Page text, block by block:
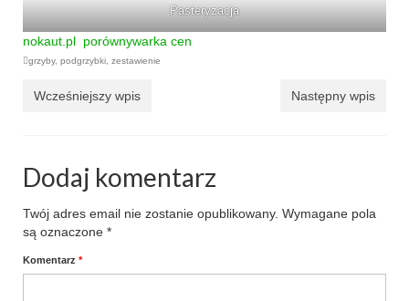
Pasteryzacja
nokaut .pl porównywarka cen
grzyby, podgrzybki zestawienie
Wcześniejszy wpis Następny wpis
Dodaj komentarz
Twój adres email nie zostanie opublikowany. Wymagane pola
są oznaczone *
Komentarz *